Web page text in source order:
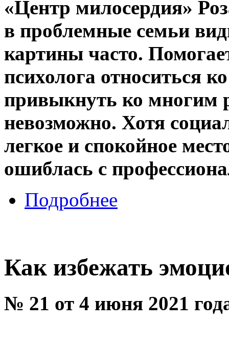
«Центр милосердия»
в проблемные семьи
картины часто.
психолога относиться
привыкнуть ко многим
невозможно. Хотя
легкое и спокойное
ошиблась с
Подробнее
Как избежать
№ 21 от 4 июня 2021